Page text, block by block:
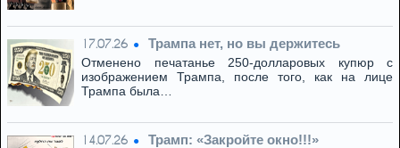
17.07.26 Трампа нет, но вы держитесь
Отменено печатанье 250-долларовых купюр с
изображением Трампа, после того, как на лице
Трампа была…
14.07.26 Трамп: «Закройте окно!!!»